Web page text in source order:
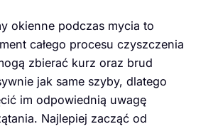
okienne podczas mycia to
całego procesu czyszczenia
zbierać kurz oraz brud
jak same szyby, dlatego
im odpowiednią uwagę
Najlepiej zacząć od